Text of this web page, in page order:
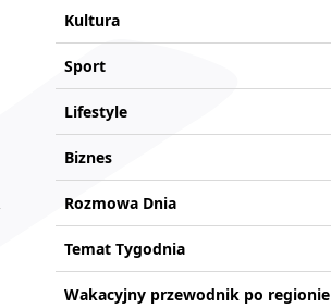
Kultura
Sport
Lifestyle
Biznes
Rozmowa Dnia
Temat Tygodnia
Wakacyjny przewodnik po regionie